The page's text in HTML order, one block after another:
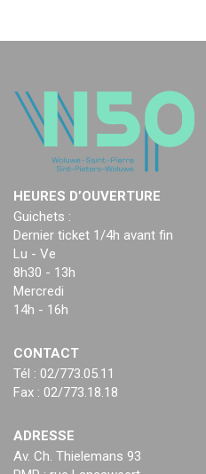
HEURES D’OUVERTURE
Guichets :
Dernier ticket 1/4h avant fin
Lu - Ve
8h30 - 13h
Mercredi
14h - 16h
CONTACT
Tél : 02/773.05.11
Fax : 02/773.18.18
ADRESSE
Av. Ch. Thielemans 93